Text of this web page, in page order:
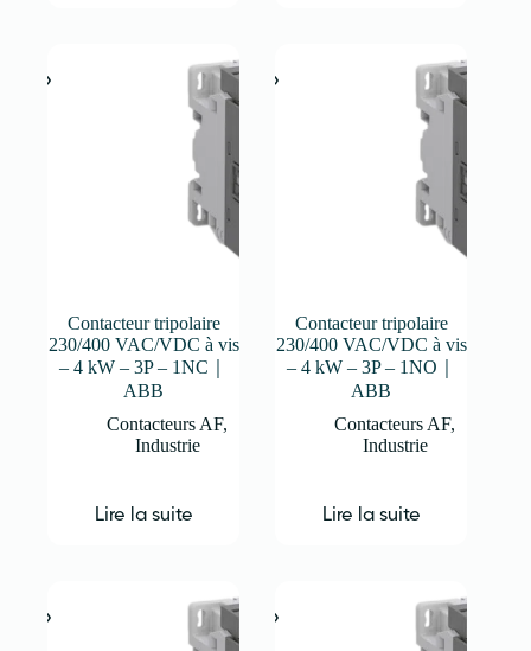
Contacteur tripolaire
230/400 VAC/VDC à vis
– 4 kW – 3P – 1NC｜
ABB
Contacteurs AF,
Industrie
Lire la suite
Contacteur tripolaire
230/400 VAC/VDC à vis
– 4 kW – 3P – 1NO｜
ABB
Contacteurs AF,
Industrie
Lire la suite